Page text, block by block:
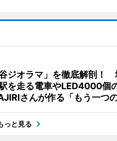
ジオラマ」を徹底解剖！
を走る電車やLED4000
さんが作る「もう一つの
っと見る